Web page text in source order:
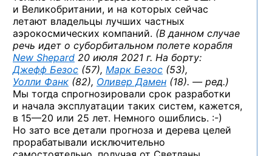
и Великобритании, и на которых сейчас
летают владельцы лучших частных
аэрокосмических компаний. (В данном случае
речь идет о суборбитальном полете корабля
New Shepard 20 июля 2021 г. На борту:
Джефф Безос (57), Марк Безос (53),
Уолли Фанк (82), Оливер Дамен (18). — ред.)
Мы тогда спрогнозировали срок разработки
и начала эксплуатации таких систем, кажется,
в 15—20 или 25 лет. Немного ошиблись. :-)
Но зато все детали прогноза и дерева целей
прорабатывали исключительно